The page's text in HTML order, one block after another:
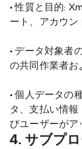
• 性質と目的:
ート、アカウン
• データ対象者
の共同作業者お
• 個人データの
タ、支払い情
びユーザーがア
4. サブプ